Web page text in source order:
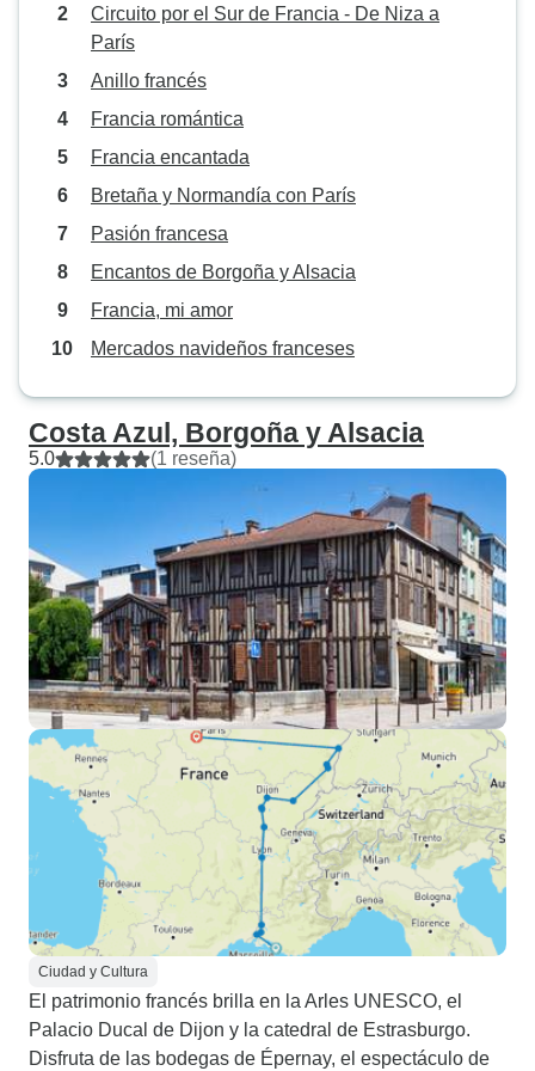
tuvimos un viaje
Circuito por el Sur de Francia - De Niza a
París
Anillo francés
Francia romántica
Francia encantada
Bretaña y Normandía con París
Pasión francesa
Encantos de Borgoña y Alsacia
Francia, mi amor
Mercados navideños franceses
Costa Azul, Borgoña y Alsacia
5.0 (1 reseña)
Ciudad y Cultura
El patrimonio francés brilla en la Arles UNESCO, el
Palacio Ducal de Dijon y la catedral de Estrasburgo.
Disfruta de las bodegas de Épernay, el espectáculo de